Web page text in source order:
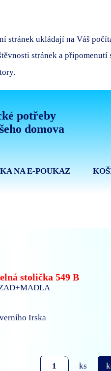
stránek ukládají na Váš
stránek a připomenutí
potřeby
domova
NA E-POUKAZ
stolička 549 B
Irska
ks